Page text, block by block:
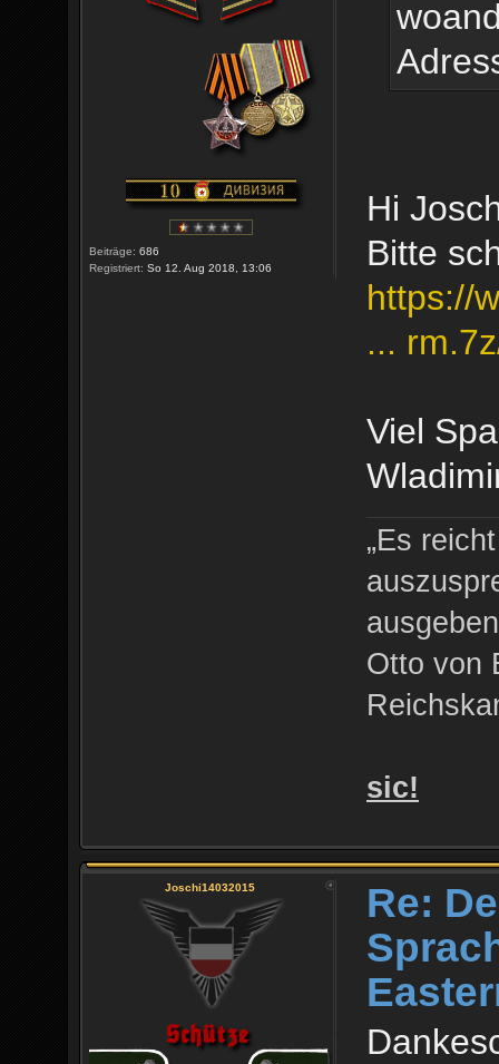
Beiträge: 686
Registriert: So 12. Aug 2018, 13:06
Hi
Bitte
https://
...
Viel
„Es
Otto von
sic!
Joschi14032015
Re: